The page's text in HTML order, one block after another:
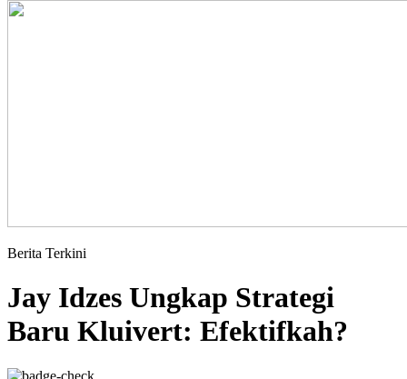
Berita Terkini
Jay Idzes Ungkap Strategi
Baru Kluivert: Efektifkah?